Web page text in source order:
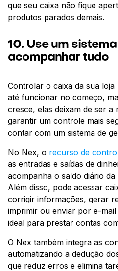
que seu caixa não fique
produtos parados demais.
10. Use um
acompanhar tudo
Controlar o caixa da sua loja
até funcionar no começo,
cresce, elas deixam de ser a
garantir um controle mais
contar com um sistema de
No Nex, o recurso de
as entradas e saídas de
acompanha o saldo diário
Além disso, pode acessar
corrigir informações, gerar
imprimir ou enviar por e-
ideal para prestar contas
O Nex também integra as
automatizando a dedução
que reduz erros e elimina